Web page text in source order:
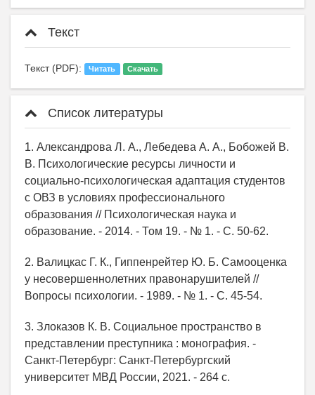
Текст
Текст (PDF): Читать Скачать
Список литературы
1. Александрова Л. А., Лебедева А. А., Бобожей В.
В. Психологические ресурсы личности и
социально-психологическая адаптация студентов
с ОВЗ в условиях профессионального
образования // Психологическая наука и
образование. - 2014. - Том 19. - № 1. - С. 50-62.
2. Валицкас Г. К., Гиппенрейтер Ю. Б. Самооценка
у несовершеннолетних правонарушителей //
Вопросы психологии. - 1989. - № 1. - С. 45-54.
3. Злоказов К. В. Социальное пространство в
представлении преступника : монография. -
Санкт-Петербург: Санкт-Петербургский
университет МВД России, 2021. - 264 с.